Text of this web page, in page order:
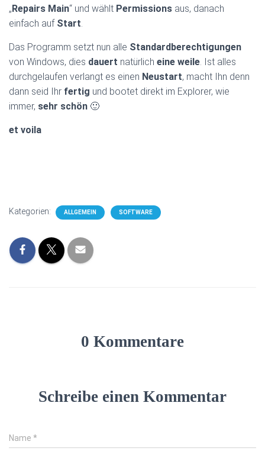
„Repairs Main“ und wählt Permissions aus, danach
einfach auf Start.
Das Programm setzt nun alle Standardberechtigungen
von Windows, dies dauert natürlich eine weile. Ist alles
durchgelaufen verlangt es einen Neustart, macht Ihn denn
dann seid Ihr fertig und bootet direkt im Explorer, wie
immer, sehr schön 🙂
et voila
Kategorien: ALLGEMEIN SOFTWARE
0 Kommentare
Schreibe einen Kommentar
Name *